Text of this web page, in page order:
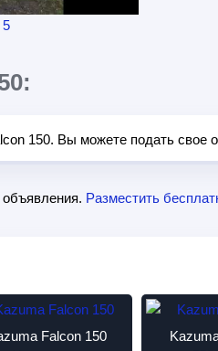
150. Вы можете подать свое
Разместить
Falcon 150